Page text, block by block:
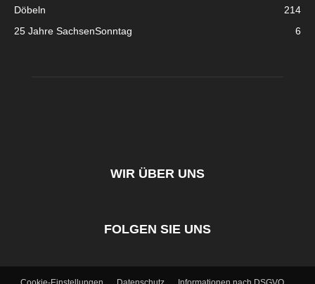
Döbeln
214
25 Jahre SachsenSonntag
6
WIR ÜBER UNS
FOLGEN SIE UNS